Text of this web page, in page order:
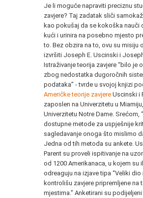
Je li moguće napraviti preciznu
zavjere? Taj zadatak sliči
kao pokušaj da se kokoška nauči
kući i urinira na posebno mjesto
to. Bez obzira na to, ovu su misiju
izvršiti Joseph E. Uscinski i Joseph
Istraživanje teorija zavjere “bilo je
zbog nedostatka dugoročnih
podataka” - tvrde u svojoj knjizi
Američke teorije zavjere Uscinski i
zaposlen na Univerzitetu u
Univerzitetu Notre Dame. Srećom,
dostupne metode za uspješnije
sagledavanje onoga što mislimo
Jedna od tih metoda su ankete.
Parent su proveli ispitivanje na
od 1200 Amerikanaca, u kojem su
odreaguju na izjave tipa “Veliki dio
kontrolišu zavjere pripremljene na
mjestima.” Anketirani su